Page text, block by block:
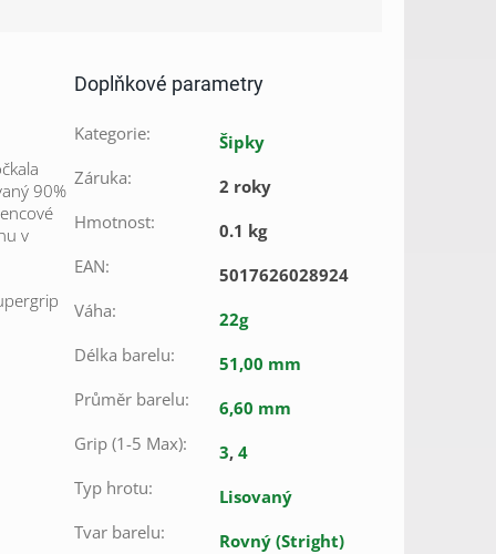
90%
v
Doplňkové parametry
Kategorie:
Šipky
Záruka:
2 roky
Hmotnost:
0.1 kg
EAN:
5017626028924
Váha:
22g
Délka barelu:
51,00 mm
Průměr barelu:
6,60 mm
Grip (1-5 Max): 3,4
Typ hrotu:
Lisovaný
Tvar barelu:
Rovný (Stright)